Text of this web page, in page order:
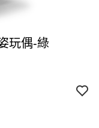
玩偶-綠